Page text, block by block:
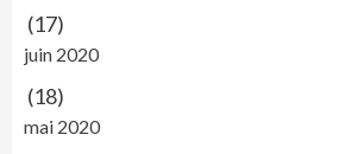
(17)
juin 2020
(18)
mai 2020